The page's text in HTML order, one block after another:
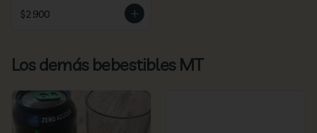
$2.900
Los demás bebestibles MT